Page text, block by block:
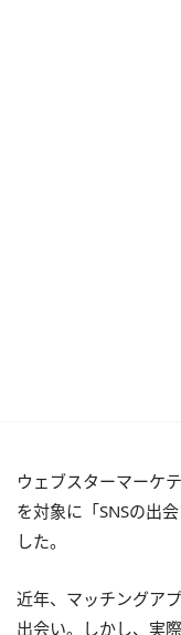
ウェブスターマーケ
を対象に「SNSの出
した。
近年、マッチングア
出会い。しかし、実